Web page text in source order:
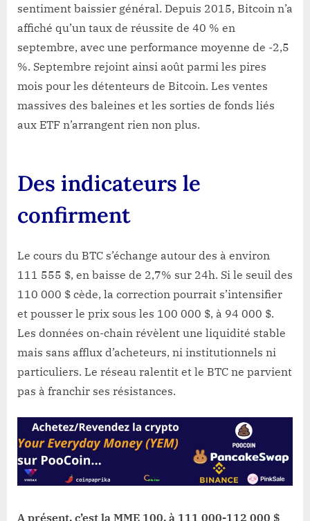
sentiment baissier général. Depuis 2015, Bitcoin n’a
affiché qu’un taux de réussite de 40 % en
septembre, avec une performance moyenne de -2,5
%. Septembre rejoint ainsi août parmi les pires
mois pour les détenteurs de Bitcoin. Les ventes
massives des baleines et les sorties de fonds liés
aux ETF n’arrangent rien non plus.
Des indicateurs le
confirment
Le cours du BTC s’échange autour des à environ
111 555 $, en baisse de 2,7% sur 24h. Si le seuil des
110 000 $ cède, la correction pourrait s’intensifier
et pousser le prix sous les 100 000 $, à 94 000 $.
Les données on-chain révèlent une liquidité stable
mais sans afflux d’acheteurs, ni institutionnels ni
particuliers. Le réseau ralentit et le BTC ne parvient
pas à franchir ses résistances.
A présent, c’est la MME 100, à 111 000-112 000 $